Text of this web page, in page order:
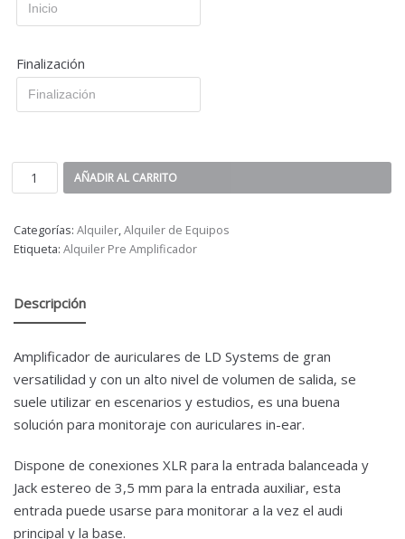
Finalización
AÑADIR AL CARRITO
Categorías: Alquiler,Alquiler de Equipos
Etiqueta: Alquiler Pre Amplificador
Descripción
Amplificador de auriculares de LD Systems de gran
versatilidad y con un alto nivel de volumen de salida, se
suele utilizar en escenarios y estudios, es una buena
solución para monitoraje con auriculares in-ear.
Dispone de conexiones XLR para la entrada balanceada y
Jack estereo de 3,5 mm para la entrada auxiliar, esta
entrada puede usarse para monitorar a la vez el audi
principal y la base.